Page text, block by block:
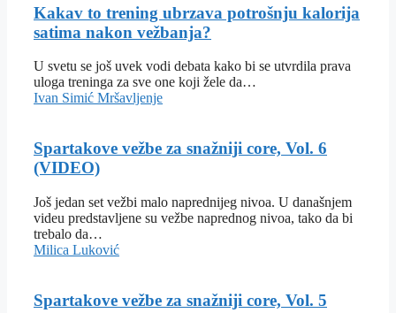
Kakav to trening ubrzava potrošnju kalorija
satima nakon vežbanja?
U svetu se još uvek vodi debata kako bi se utvrdila prava
uloga treninga za sve one koji žele da…
Ivan Simić Mršavljenje
Spartakove vežbe za snažniji core, Vol. 6
(VIDEO)
Još jedan set vežbi malo naprednijeg nivoa. U današnjem
videu predstavljene su vežbe naprednog nivoa, tako da bi
trebalo da…
Milica Luković
Spartakove vežbe za snažniji core, Vol. 5